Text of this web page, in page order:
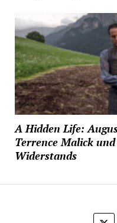
A Hidden Life:
Terrence Malick
Widerstands